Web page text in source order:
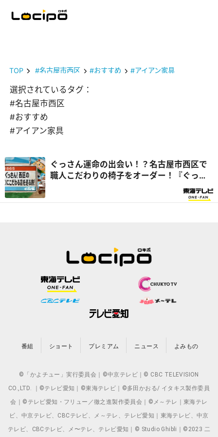
TOP #名古屋市西区 #おすすめ #アイアン家具
選択されているタグ：
#名古屋市西区
#おすすめ
#アイアン家具
ぐっさん運命の出会い！？名古屋市西区で
職人こだわりの椅子をオーダー！『ぐっさ
番組 ショート プレミアム ニュース よみもの
©「かよチュー」実行委員会｜©中京テレビ｜© CBC TELEVISION
CO.,LTD. ｜©テレビ愛知｜©東海テレビ｜©多田かおる/ イタキス製作委員
会｜©テレビ愛知・フリュー／徹之進製作委員会｜©メ～テレ｜東海テレ
ビ、中京テレビ、CBCテレビ、メ～テレ、テレビ愛知｜東海テレビ、中京
テレビ、CBCテレビ、メ〜テレ、テレビ愛知｜© Studio Ghibli｜©2023 二